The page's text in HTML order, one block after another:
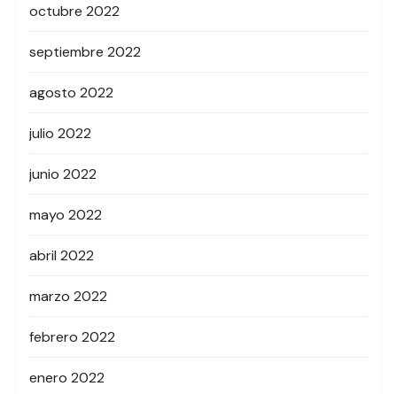
octubre 2022
septiembre 2022
agosto 2022
julio 2022
junio 2022
mayo 2022
abril 2022
marzo 2022
febrero 2022
enero 2022